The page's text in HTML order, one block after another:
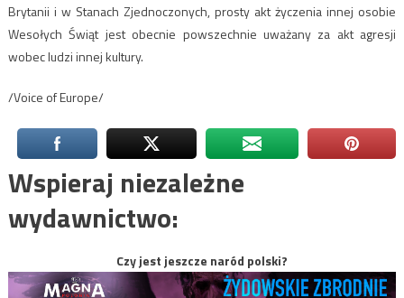
Brytanii i w Stanach Zjednoczonych, prosty akt życzenia innej osobie
Wesołych Świąt jest obecnie powszechnie uważany za akt agresji
wobec ludzi innej kultury.
/Voice of Europe/
Wspieraj niezależne
wydawnictwo:
Czy jest jeszcze naród polski?